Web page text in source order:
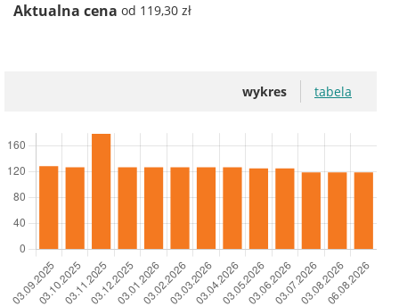
Aktualna cena od 119,30 zł
wykres tabela